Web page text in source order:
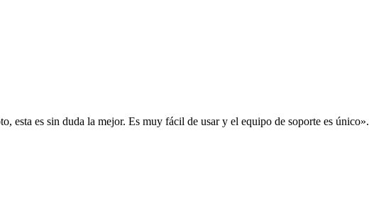
esta es sin duda la mejor. Es muy fácil de usar y el equipo de soporte es único».